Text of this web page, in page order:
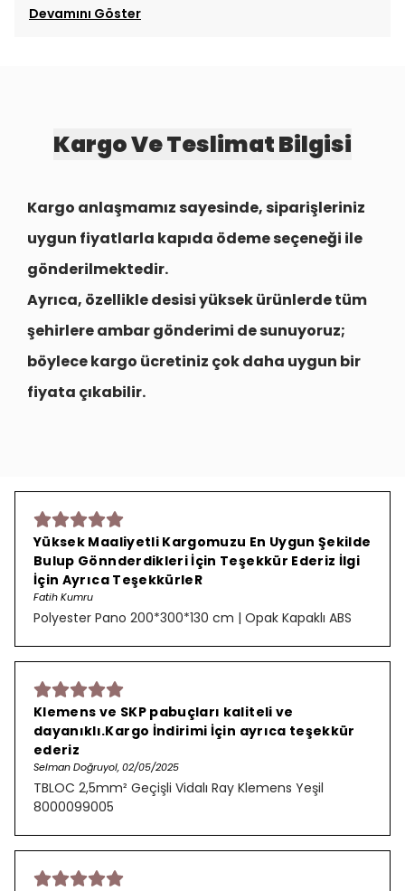
Devamını Göster
Kargo Ve Teslimat Bilgisi
Kargo anlaşmamız sayesinde, siparişleriniz
uygun fiyatlarla kapıda ödeme seçeneği ile
gönderilmektedir.
Ayrıca, özellikle desisi yüksek ürünlerde tüm
şehirlereambar gönderimi de sunuyoruz;
böylece kargo ücretiniz çok daha uygun bir
fiyata çıkabilir.
Yüksek Maaliyetli Kargomuzu En Uygun Şekilde
Bulup Gönnderdikleri İçin Teşekkür Ederiz İlgi
İçin Ayrıca TeşekkürleR
Fatih Kumru
Polyester Pano 200*300*130 cm | Opak Kapaklı ABS
Klemens ve SKP pabuçları kaliteli ve
dayanıklı.Kargo İndirimi İçin ayrıca teşekkür
ederiz
Selman Doğruyol, 02/05/2025
TBLOC 2,5mm² Geçişli Vidalı Ray Klemens Yeşil
8000099005